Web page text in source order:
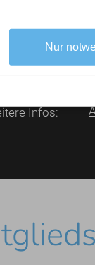
Infos:
Nur